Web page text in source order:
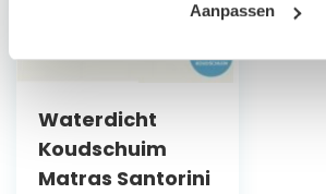
Aanpassen
Waterdicht
Koudschuim
Matras Santorini